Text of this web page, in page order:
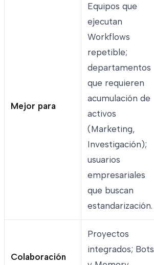
Mejor para
Equipos que
ejecutan
Workflows
repetible;
departamentos
que requieren
acumulación de
activos
(Marketing,
Investigación);
usuarios
empresariales
que buscan
estandarización.
Colaboración
Proyectos
integrados; Bots